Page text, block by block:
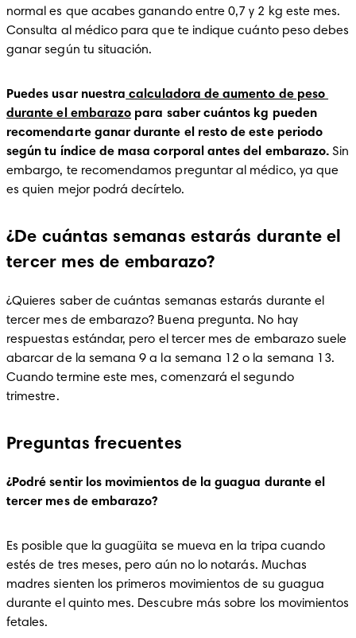
normal es que acabes ganando entre 0,7 y 2 kg este mes.
Consulta al médico para que te indique cuánto peso debes
ganar según tu situación.
Puedes usar nuestra calculadora de aumento de peso
durante el embarazo para saber cuántos kg pueden
recomendarte ganar durante el resto de este periodo
según tu índice de masa corporal antes del embarazo. Sin
embargo, te recomendamos preguntar al médico, ya que
es quien mejor podrá decírtelo.
¿De cuántas semanas estarás durante el
tercer mes de embarazo?
¿Quieres saber de cuántas semanas estarás durante el
tercer mes de embarazo? Buena pregunta. No hay
respuestas estándar, pero el tercer mes de embarazo suele
abarcar de la semana 9 a la semana 12 o la semana 13.
Cuando termine este mes, comenzará el segundo
trimestre.
Preguntas frecuentes
¿Podré sentir los movimientos de la guagua durante el
tercer mes de embarazo?
Es posible que la guagüita se mueva en la tripa cuando
estés de tres meses, pero aún no lo notarás. Muchas
madres sienten los primeros movimientos de su guagua
durante el quinto mes. Descubre más sobre los movimientos
fetales.